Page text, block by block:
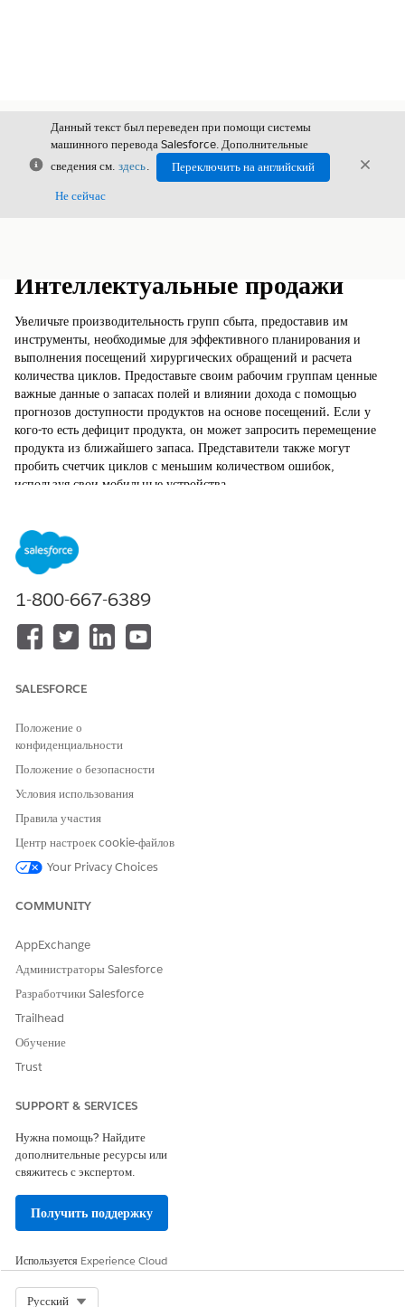
Закрыть
Данный текст был переведен при помощи системы
машинного перевода Salesforce. Дополнительные
сведения см. здесь.
Переключить на английский
Не сейчас
Интеллектуальные продажи
Увеличьте производительность групп сбыта, предоставив им
инструменты, необходимые для эффективного планирования и
выполнения посещений хирургических обращений и расчета
количества циклов. Предоставьте своим рабочим группам ценные
важные данные о запасах полей и влиянии дохода с помощью
прогнозов доступности продуктов на основе посещений. Если у
кого-то есть дефицит продукта, он может запросить перемещение
продукта из ближайшего запаса. Представители также могут
пробить счетчик циклов с меньшим количеством ошибок,
используя свои мобильные устройства.
справке
ЭТА СТАТЬЯ РЕШИЛА ВАШУ ПРОБЛЕМУ?
Оставьте свой отзыв, чтобы мы могли стать лучше!
1-800-667-6389
SALESFORCE
Положение о
конфиденциальности
Положение о безопасности
Условия использования
Правила участия
Центр настроек cookie-файлов
Your Privacy Choices
COMMUNITY
AppExchange
Администраторы Salesforce
Разработчики Salesforce
Trailhead
Обучение
Trust
SUPPORT & SERVICES
Нужна помощь? Найдите
дополнительные ресурсы или
свяжитесь с экспертом.
Получить поддержку
Используется Experience Cloud
Русский